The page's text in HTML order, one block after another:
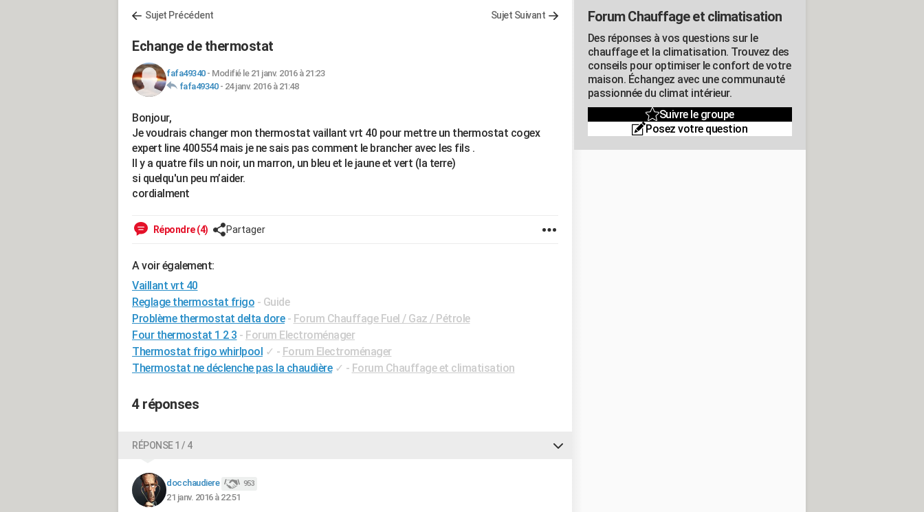
Sujet Précédent Sujet Suivant
Echange de thermostat
fafa49340- Modifié le 21 janv. 2016 à 21:23
fafa49340- 24 janv. 2016 à 21:48
Bonjour,
Je voudrais changer mon thermostat vaillant vrt 40 pour mettre un thermostat cogex
expert line 400554 mais je ne sais pas comment le brancher avec les fils .
Il y a quatre fils un noir, un marron, un bleu et le jaune et vert (la terre)
si quelqu'un peu m’aider.
cordialment
Répondre (4) Partager
A voir également:
Vaillant vrt 40
Reglage thermostat frigo - Guide
Problème thermostat delta dore - Forum Chauffage Fuel / Gaz / Pétrole
Four thermostat 1 2 3 - Forum Electroménager
Thermostat frigo whirlpool ✓ - Forum Electroménager
Thermostat ne déclenche pas la chaudière ✓ - Forum Chauffage et climatisation
4 réponses
RÉPONSE 1 / 4
docchaudiere 953
21 janv. 2016 à 22:51
Forum Chauffage et climatisation
Des réponses à vos questions sur le
chauffage et la climatisation. Trouvez des
conseils pour optimiser le confort de votre
maison. Échangez avec une communauté
passionnée du climat intérieur.
Suivre le groupe
Posez votre question